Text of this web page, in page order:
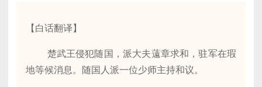
【白话翻译】
楚武王侵犯随国，派大夫薳章求和，驻军在瑕
地等候消息。随国人派一位少师主持和议。